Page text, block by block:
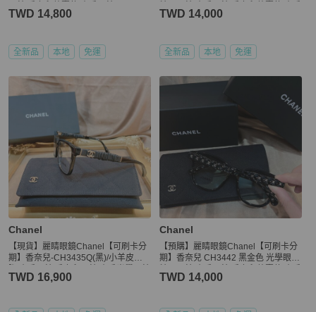
TWD 14,800
全新品 本地 免運
TWD 14,000
全新品 本地 免運
Chanel
【現貨】麗睛眼鏡Chanel【可刷卡分
期】香奈兒-CH3435Q(黑)/小羊皮鏡
TWD 16,900
Chanel
【預購】麗睛眼鏡Chanel【可刷卡分
期】香奈兒 CH3442 黑金色 光學眼鏡
TWD 14,000